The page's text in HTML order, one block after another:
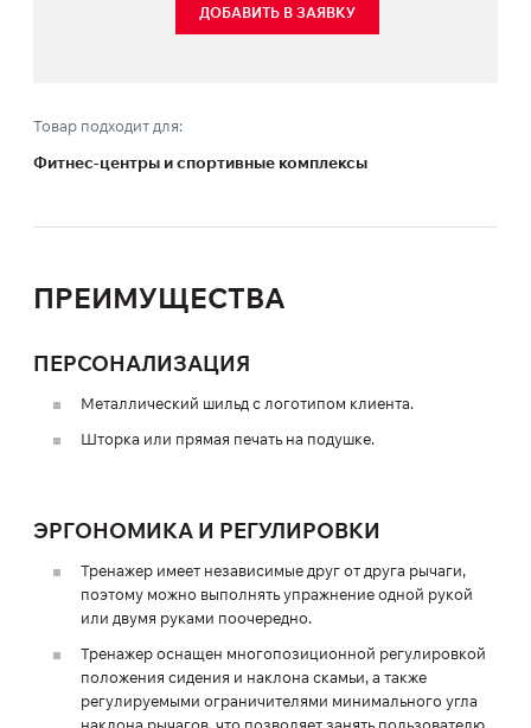
ДОБАВИТЬ В ЗАЯВКУ
Товар подходит для:
Фитнес-центры и спортивные комплексы
ПРЕИМУЩЕСТВА
ПЕРСОНАЛИЗАЦИЯ
Металлический шильд с логотипом клиента.
Шторка или прямая печать на подушке.
ЭРГОНОМИКА И РЕГУЛИРОВКИ
Тренажер имеет независимые друг от друга рычаги,
поэтому можно выполнять упражнение одной рукой
или двумя руками поочередно.
Тренажер оснащен многопозиционной регулировкой
положения сидения и наклона скамьи, а также
регулируемыми ограничителями минимального угла